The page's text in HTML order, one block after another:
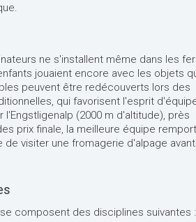
ne s'installent même dans les
jouaient encore avec les objets
peuvent être redécouverts lors des
qui favorisent l'esprit
(2000 m d'altitude), près
prix finale, la meilleure équipe
de visiter une fromagerie d'alpage
composent des disciplines suivantes :